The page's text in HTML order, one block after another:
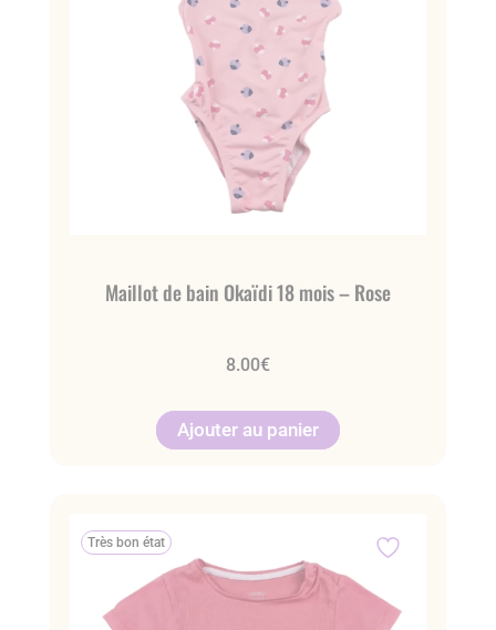
Maillot de bain Okaïdi 18 mois – Rose
8.00€
Ajouter au panier
Très bon état